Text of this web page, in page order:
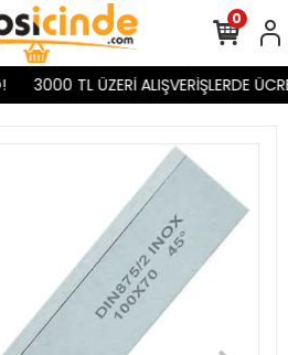
3000 TL ÜZERİ ALIŞVERİŞLERDE
0